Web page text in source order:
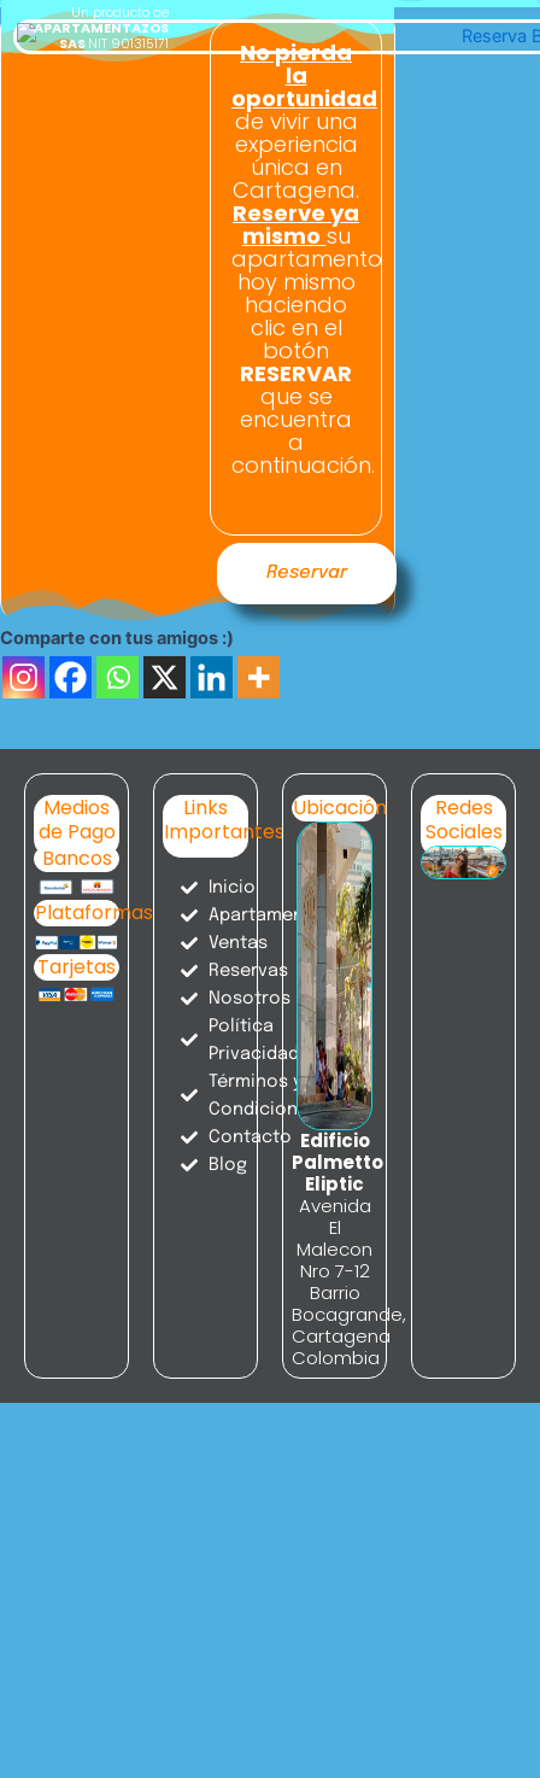
Un producto de
APARTAMENTAZOS
SASNIT 901315171 No pierda
la
oportunidad
de vivir una
experiencia
única en
Cartagena.
Reserve ya
mismo su
apartamento
hoy mismo
haciendo
clic en el
botón
RESERVAR
que se
encuentra
a
continuación.
Reservar
Comparte con tus amigos :)
Medios
de Pago
Bancos
Plataformas
Tarjetas
Links
Importantes
Inicio
Apartamentos
Ventas
Reservas
Nosotros
Política
Privacidad
Términos y
Condiciones
Contacto
Blog
Ubicación
Edificio
Palmetto
Eliptic
Avenida
El
Malecon
Nro 7-12
Barrio
Bocagrande,
Cartagena
Colombia
Redes
Sociales